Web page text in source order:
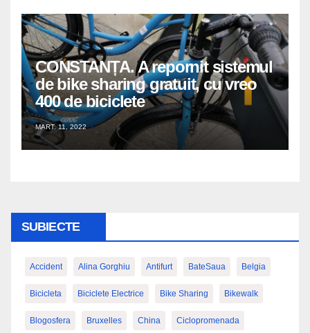
CONSTANȚA. A repornit sistemul
de bike sharing gratuit, cu vreo
400 de biciclete
MART. 11, 2022
SUBIECTE
Accident Alina Gorghiu Antifurt BateSaua Belgia
Bicicleta Biciclete Electrice Bike Sharing Bikewalk
Blogosfera Bruxelles China Ciclopromenada